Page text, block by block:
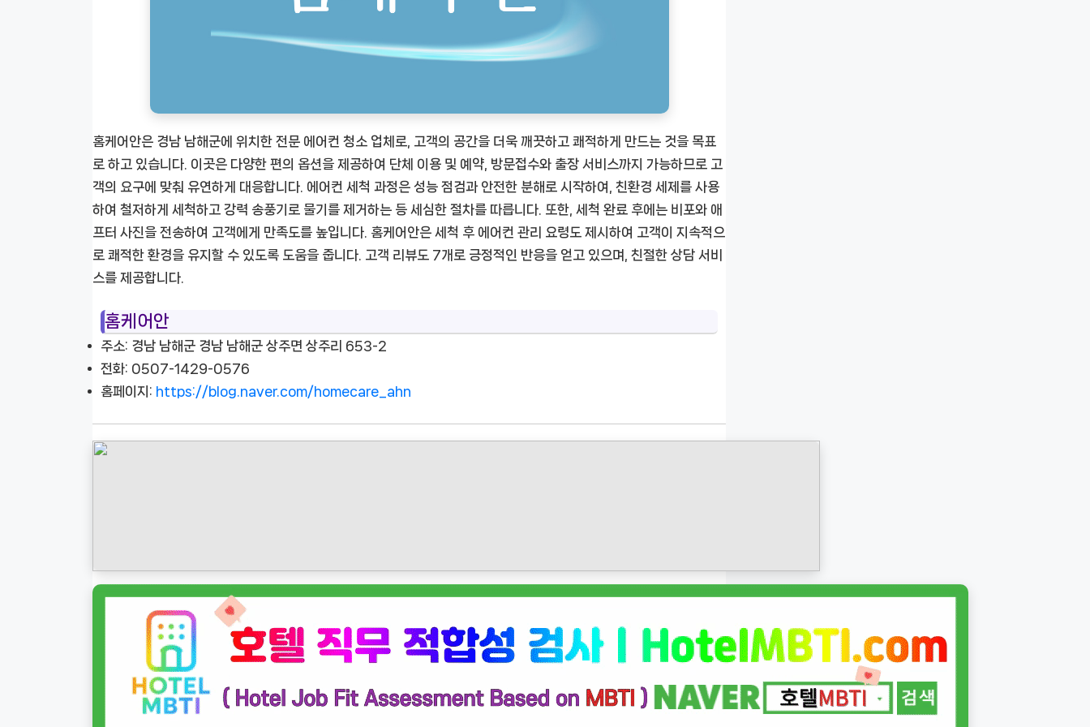
홈케어안은 경남 남해군에 위치한 전문 에어컨 청소 업체로, 고객의 공간을 더욱 깨끗하고 쾌적하게 만드는 것을 목표
로 하고 있습니다. 이곳은 다양한 편의 옵션을 제공하여 단체 이용 및 예약, 방문접수와 출장 서비스까지 가능하므로 고
객의 요구에 맞춰 유연하게 대응합니다. 에어컨 세척 과정은 성능 점검과 안전한 분해로 시작하여, 친환경 세제를 사용
하여 철저하게 세척하고 강력 송풍기로 물기를 제거하는 등 세심한 절차를 따릅니다. 또한, 세척 완료 후에는 비포와 애
프터 사진을 전송하여 고객에게 만족도를 높입니다. 홈케어안은 세척 후 에어컨 관리 요령도 제시하여 고객이 지속적으
로 쾌적한 환경을 유지할 수 있도록 도움을 줍니다. 고객 리뷰도 7개로 긍정적인 반응을 얻고 있으며, 친절한 상담 서비
스를 제공합니다.
홈케어안
주소: 경남 남해군 경남 남해군 상주면 상주리 653-2
전화: 0507-1429-0576
홈페이지: https://blog.naver.com/homecare_ahn